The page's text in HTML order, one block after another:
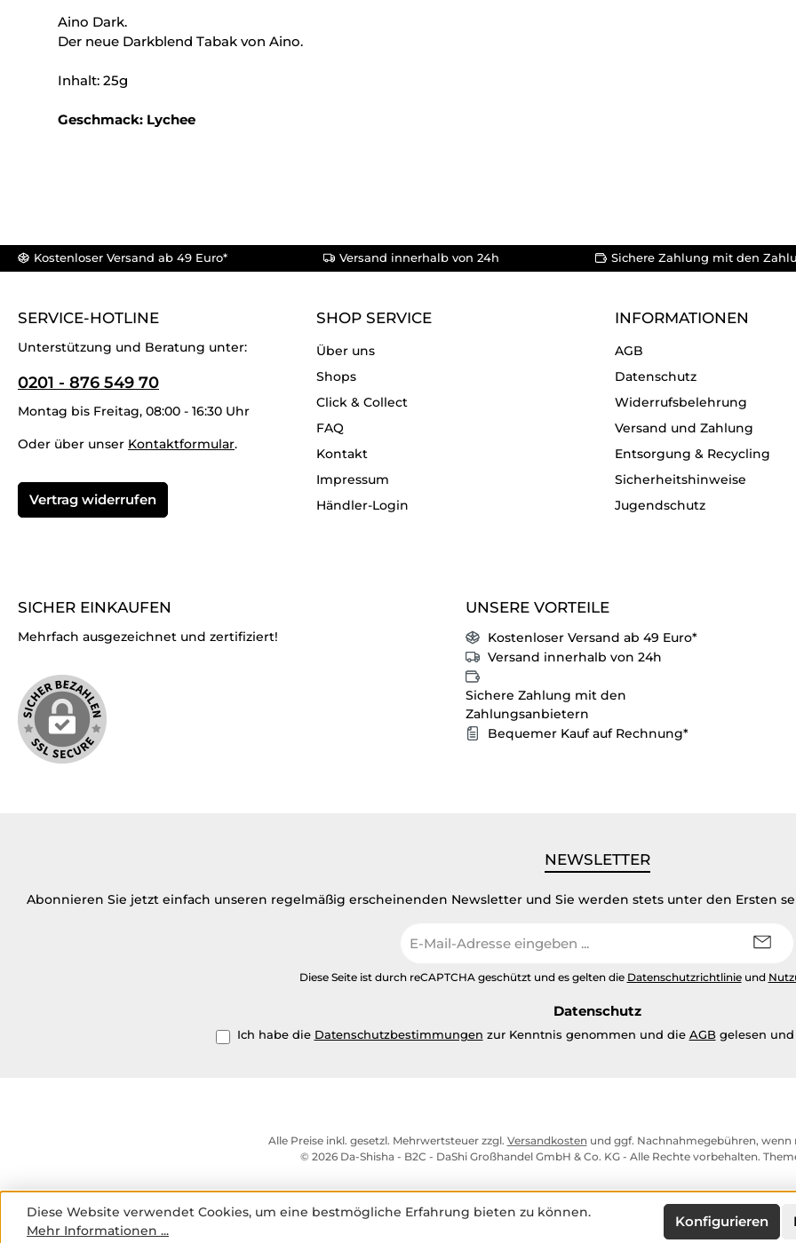
Aino Dark.
Der neue Darkblend Tabak von Aino.
Inhalt: 25g
Geschmack: Lychee
Kostenloser Versand ab 49 Euro* Versand innerhalb von 24h Sichere Zahlung mit den
SERVICE-HOTLINE
Unterstützung und Beratung unter:
0201 - 876 549 70
Montag bis Freitag, 08:00 - 16:30 Uhr
Oder über unser Kontaktformular.
Vertrag widerrufen
SHOP SERVICE
Über uns
Shops
Click & Collect
FAQ
Kontakt
Impressum
Händler-Login
INFORMATIONEN
AGB
Datenschutz
Widerrufsbelehrung
Versand und Zahlung
Entsorgung & Recycling
Sicherheitshinweise
Jugendschutz
SICHER EINKAUFEN
Mehrfach ausgezeichnet und zertifiziert!
UNSERE VORTEILE
Kostenloser Versand ab 49 Euro*
Versand innerhalb von 24h
Sichere Zahlung mit den
Zahlungsanbietern
Bequemer Kauf auf Rechnung*
NEWSLETTER
Abonnieren Sie jetzt einfach unseren regelmäßig erscheinenden Newsletter und Sie werden stets unter den Ersten
Mail-
Diese Seite ist durch reCAPTCHA geschützt und es gelten die Datenschutzrichtlinieund
Datenschutz
Ich habe die Datenschutzbestimmungen zur Kenntnis genommen und die AGBgelesen und
Alle Preise inkl. gesetzl. Mehrwertsteuer zzgl. Versandkosten und ggf. Nachnahmegebühren, wenn
© 2026 Da-Shisha - B2C - DaShi Großhandel GmbH & Co. KG - Alle Rechte vorbehalten.
Diese Website verwendet Cookies, um eine bestmögliche Erfahrung bieten zu können.
Mehr Informationen ...
Konfigurieren